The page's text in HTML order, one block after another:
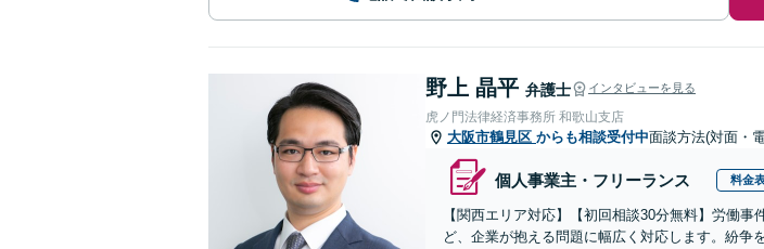
野上 晶平 弁護士 インタビューを見る
虎ノ門法律経済事務所 和歌山支店
大阪市鶴見区 からも相談受付中面談方法(対面・
個人事業主・フリーランス 料金
【関西エリア対応】【初回相談30分無料】労働
ど、企業が抱える問題に幅広く対応します。紛